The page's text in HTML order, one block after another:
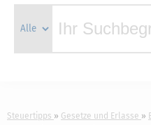
Steuertipps Gesetze und Erlasse